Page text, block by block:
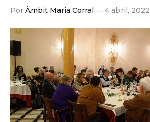
Por Àmbit Maria Corral 4 abril, 2022